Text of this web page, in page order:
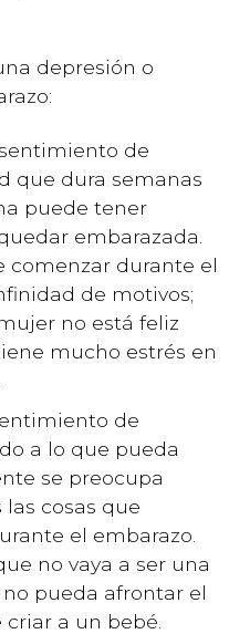
depresión o
de
que dura semanas
puede tener
embarazada.
comenzar durante el
de motivos;
no está feliz
mucho estrés en
de
a lo que pueda
se preocupa
cosas que
el embarazo.
no vaya a ser una
pueda afrontar el
a un bebé.